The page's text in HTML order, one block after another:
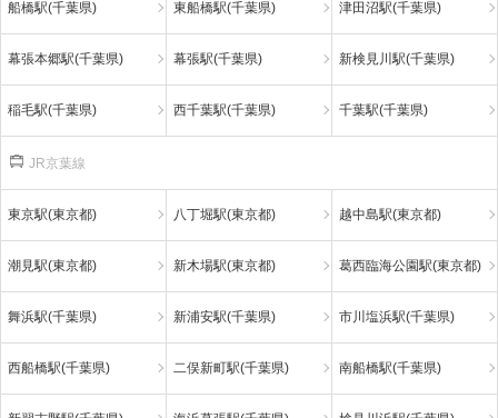
船橋駅(千葉県) 東船橋駅(千葉県) 津田沼駅(千葉県)
幕張本郷駅(千葉県) 幕張駅(千葉県) 新検見川駅(千葉県)
稲毛駅(千葉県) 西千葉駅(千葉県) 千葉駅(千葉県)
JR京葉線
東京駅(東京都) 八丁堀駅(東京都) 越中島駅(東京都)
潮見駅(東京都) 新木場駅(東京都) 葛西臨海公園駅(東京都)
舞浜駅(千葉県) 新浦安駅(千葉県) 市川塩浜駅(千葉県)
西船橋駅(千葉県) 二俣新町駅(千葉県) 南船橋駅(千葉県)